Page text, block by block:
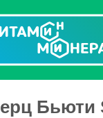
Бьюти